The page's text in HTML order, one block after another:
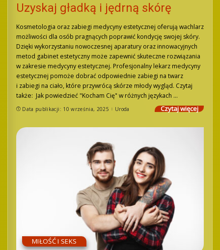
Uzyskaj gładką i jędrną skórę
Kosmetologia oraz zabiegi medycyny estetycznej oferują wachlarz
możliwości dla osób pragnących poprawić kondycję swojej skóry.
Dzięki wykorzystaniu nowoczesnej aparatury oraz innowacyjnych
metod gabinet estetyczny może zapewnić skuteczne rozwiązania
w zakresie medycyny estetycznej. Profesjonalny lekarz medycyny
estetycznej pomoże dobrać odpowiednie zabiegi na twarz
i zabiegi na ciało, które przywrócą skórze młody wygląd. Czytaj
także: Jak powiedzieć "Kocham Cię" w różnych językach ...
Data publikacji: 10 września, 2025 Uroda Czytaj więcej
MIŁOŚĆ I SEKS